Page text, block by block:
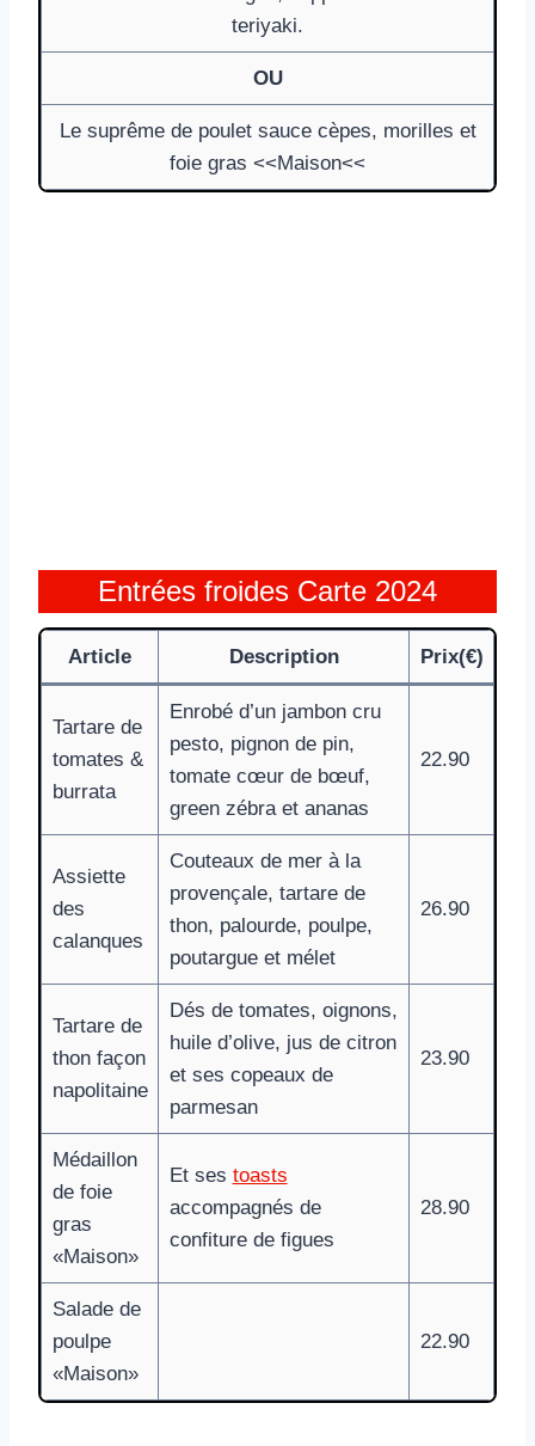
teriyaki.
OU
Le suprême de poulet sauce cèpes, morilles et
foie gras <<Maison<<
Entrées froides Carte 2024
Article Description Prix(€)
Tartare de
tomates &
burrata
Enrobé d’un jambon cru
pesto, pignon de pin,
tomate cœur de bœuf,
green zébra et ananas
22.90
Assiette
des
calanques
Couteaux de mer à la
provençale, tartare de
thon, palourde, poulpe,
poutargue et mélet
26.90
Tartare de
thon façon
napolitaine
Dés de tomates, oignons,
huile d’olive, jus de citron
et ses copeaux de
parmesan
23.90
Médaillon
de foie
gras
«Maison»
Et ses toasts
accompagnés de
confiture de figues
28.90
Salade de
poulpe
«Maison»
22.90